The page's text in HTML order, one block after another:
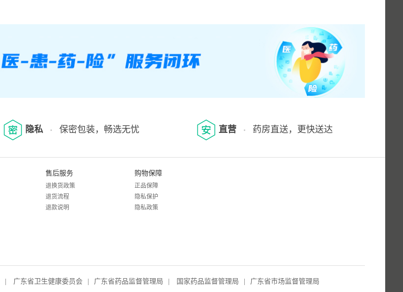
隐私 保密包装，畅选无忧 直营 药房直送，更快送达
售后服务
退换货政策
退货流程
退款说明
购物保障
正品保障
隐私保护
隐私政策
广东省卫生健康委员会 广东省药品监督管理局 国家药品监督管理局 广东省市场监督管理局